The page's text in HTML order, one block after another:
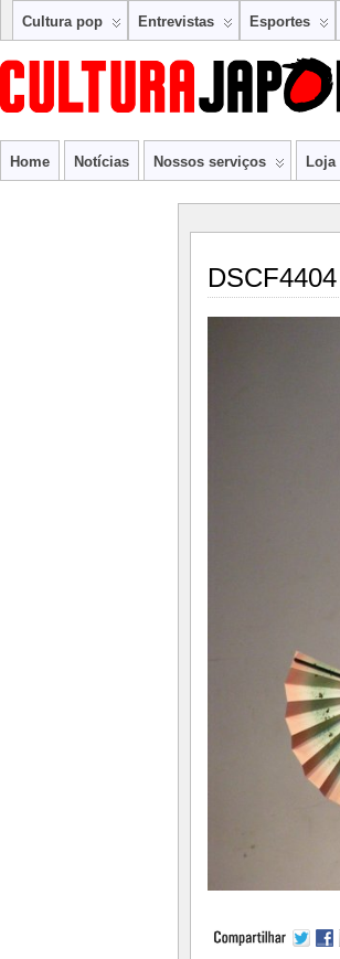
Cultura pop Entrevistas Esportes
Home Notícias Nossos serviços Loja
DSCF4404